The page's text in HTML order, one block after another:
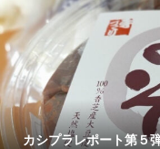
カシプラレポート第５